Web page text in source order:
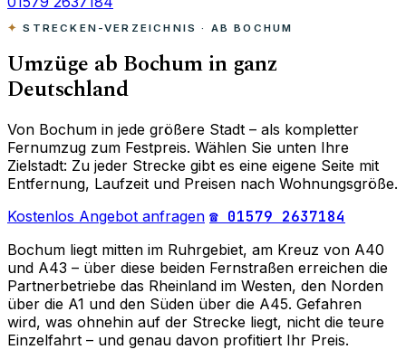
STRECKEN-VERZEICHNIS · AB BOCHUM
Umzüge ab Bochum in ganz
Deutschland
Von Bochum in jede größere Stadt – als kompletter
Fernumzug zum Festpreis. Wählen Sie unten Ihre
Zielstadt: Zu jeder Strecke gibt es eine eigene Seite mit
Entfernung, Laufzeit und Preisen nach Wohnungsgröße.
Kostenlos Angebot anfragen ☎ 01579 2637184
Bochum liegt mitten im Ruhrgebiet, am Kreuz von A40
und A43 – über diese beiden Fernstraßen erreichen die
Partnerbetriebe das Rheinland im Westen, den Norden
über die A1 und den Süden über die A45. Gefahren
wird, was ohnehin auf der Strecke liegt, nicht die teure
Einzelfahrt – und genau davon profitiert Ihr Preis.